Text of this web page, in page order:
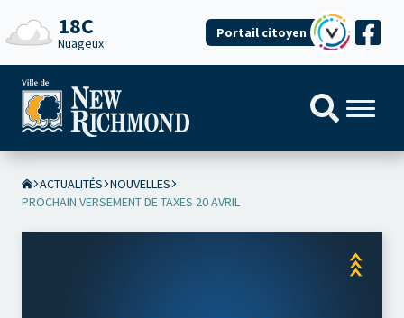
18C
Nuageux
Portail citoyen
ACTUALITÉS NOUVELLES
PROCHAIN VERSEMENT DE TAXES 20 AVRIL